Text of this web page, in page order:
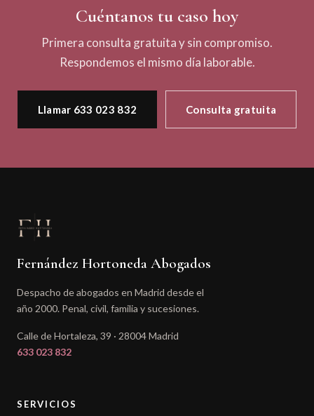
Cuéntanos tu caso hoy
Primera consulta gratuita y sin compromiso.
Respondemos el mismo día laborable.
Llamar 633 023 832 Consulta gratuita
Fernández Hortoneda Abogados
Despacho de abogados en Madrid desde el
año 2000. Penal, civil, familia y sucesiones.
Calle de Hortaleza, 39 · 28004 Madrid
633 023 832
SERVICIOS